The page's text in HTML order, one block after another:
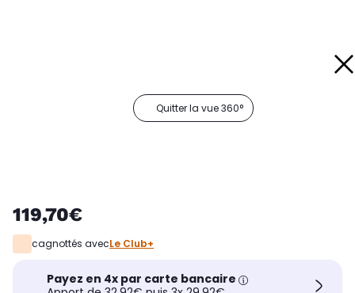
Quitter la vue 360°
119,70€
cagnottés avecLe Club+
Payez en 4x par carte bancaire